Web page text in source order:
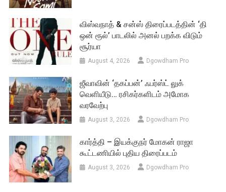
விஸ்வநாத் & சன்ஸ் திரைப்படத்தின் ‘தி
ஒன் ரூல்’ பாடலில் அனல் பறக்க விடும்
சூர்யா
August 4, 2026 Dgowdham Pro
ஜீவாவின் ‘தகப்பன்’ ஃபர்ஸ்ட் லுக்
வெளியீடு… ரசிகர்களிடம் அமோக
வரவேற்பு
August 3, 2026 Dgowdham Pro
கார்த்தி – இயக்குநர் மோகன் ராஜா
கூட்டணியில் புதிய திரைப்படம்
August 3, 2026 Dgowdham Pro